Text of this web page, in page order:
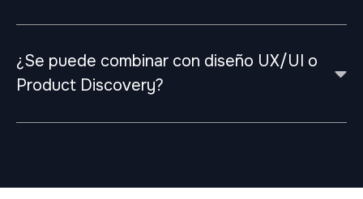
¿Se puede combinar con diseño UX/UI o
Product Discovery?